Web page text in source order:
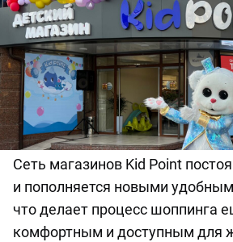
Сеть магазинов Kid Point
и пополняется новыми
что делает процесс шоппинга
комфортным и доступным для